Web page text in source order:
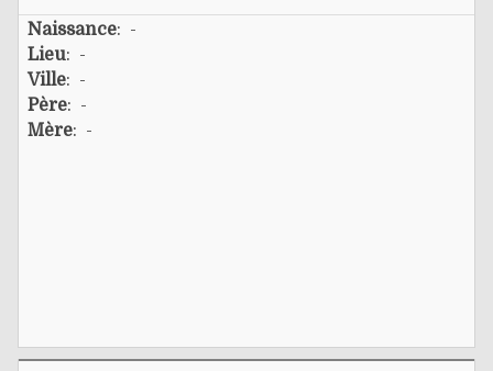
Naissance: -
Lieu: -
Ville: -
Père: -
Mère: -